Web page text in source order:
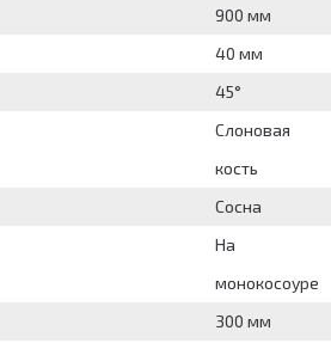
900 мм
40 мм
45°
Слоновая
кость
Сосна
На
монокосоуре
300 мм